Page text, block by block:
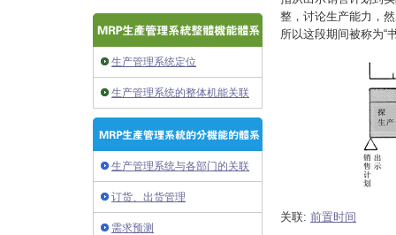
生产管理系统定位
生产管理系统的整体机能关联
生产管理系统与各部门的关联
订货、出货管理
需求预测
整，讨论生产能力，
所以这段期间被称为“
关联: 前置时间